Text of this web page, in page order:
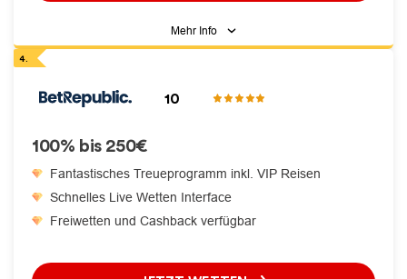
Mehr Info
100% bis 250€
Fantastisches Treueprogramm inkl. VIP Reisen
Schnelles Live Wetten Interface
Freiwetten und Cashback verfügbar
10